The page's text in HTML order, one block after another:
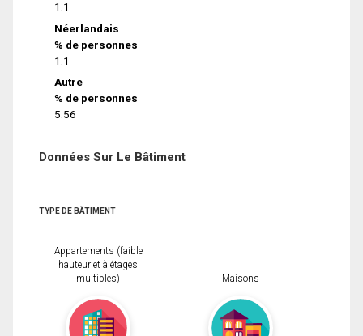
1.1
Néerlandais
% de personnes
1.1
Autre
% de personnes
5.56
Données Sur Le Bâtiment
TYPE DE BÂTIMENT
Appartements (faible
hauteur et à étages
multiples)
Maisons